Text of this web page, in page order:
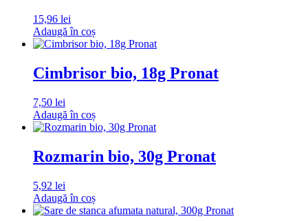
15,96 lei
Adaugă în coș
Cimbrisor bio, 18g Pronat
7,50 lei
Adaugă în coș
Rozmarin bio, 30g Pronat
5,92 lei
Adaugă în coș